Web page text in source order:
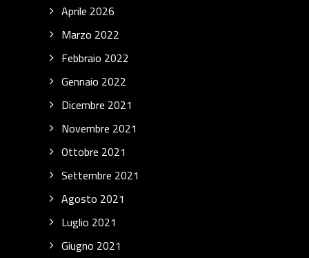
Aprile 2026
Marzo 2022
Febbraio 2022
Gennaio 2022
Dicembre 2021
Novembre 2021
Ottobre 2021
Settembre 2021
Agosto 2021
Luglio 2021
Giugno 2021